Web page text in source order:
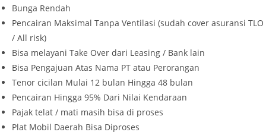
Bunga Rendah
Pencairan Maksimal Tanpa Ventilasi (sudah cover asuransi TLO
/ All risk)
Bisa melayani Take Over dari Leasing / Bank lain
Bisa Pengajuan Atas Nama PT atau Perorangan
Tenor cicilan Mulai 12 bulan Hingga 48 bulan
Pencairan Hingga 95% Dari Nilai Kendaraan
Pajak telat / mati masih bisa di proses
Plat Mobil Daerah Bisa Diproses